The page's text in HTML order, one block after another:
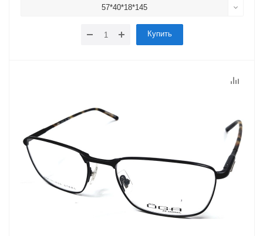
57*40*18*145
Купить